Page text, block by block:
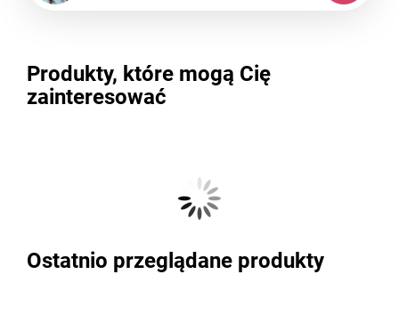
Produkty, które mogą Cię
zainteresować
Ostatnio przeglądane produkty